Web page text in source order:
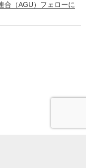
合（AGU）フェローに